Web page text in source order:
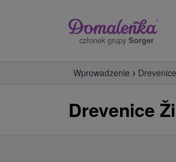
członek grupy Sorger
Wprowadzenie Drevenice
Drevenice